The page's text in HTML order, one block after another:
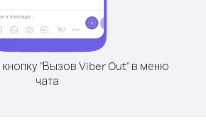
"Вызов Viber Out" в меню
чата